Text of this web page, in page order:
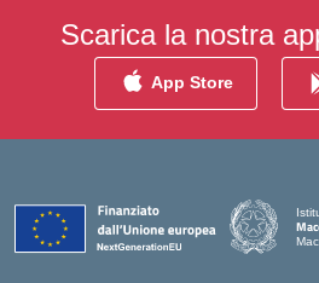
Scarica la nostra
App Store